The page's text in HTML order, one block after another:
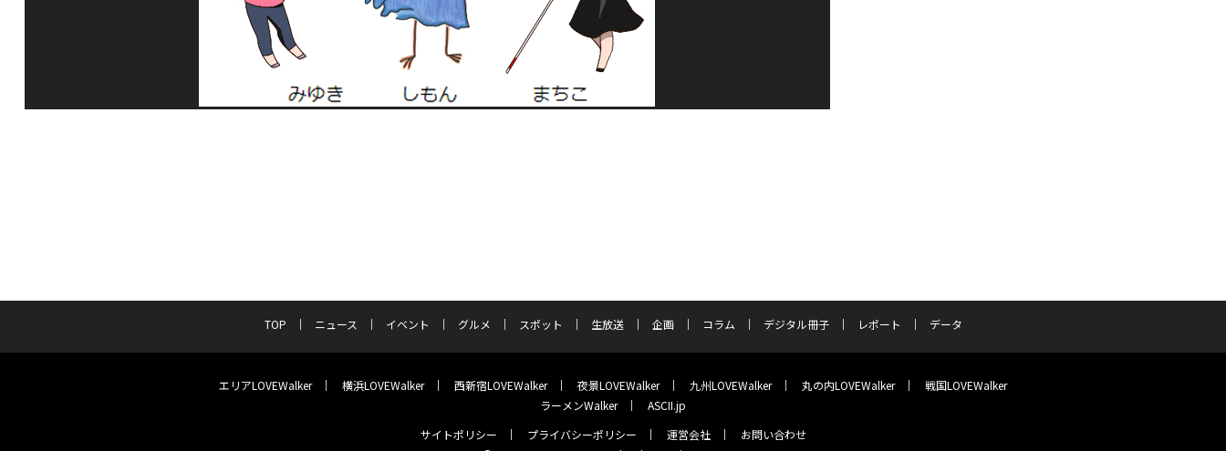
TOP ニュース イベント グルメ スポット 生放送 企画 コラム デジタル冊子 レポート データ
エリアLOVEWalker 横浜LOVEWalker 西新宿LOVEWalker 夜景LOVEWalker 九州LOVEWalker 丸の内LOVEWalker
戦国LOVEWalker
ラーメンWalker
ASCII.jp
サイトポリシー
プライバシーポリシー 運営会社
お問い合わせ